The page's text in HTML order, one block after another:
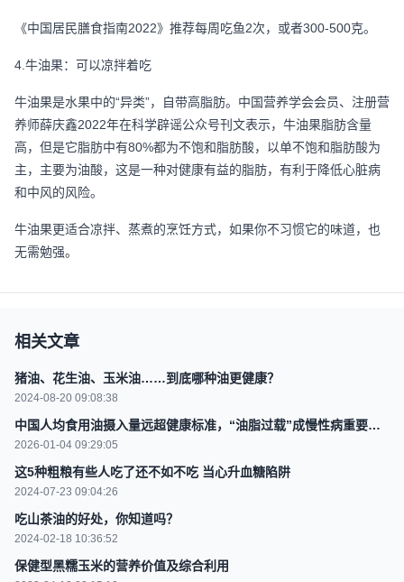
《中国居民膳食指南2022》推荐每周吃鱼2次，或者300-500克。
4.牛油果：可以凉拌着吃
牛油果是水果中的“异类”，自带高脂肪。中国营养学会会员、注册营
养师薛庆鑫2022年在科学辟谣公众号刊文表示，牛油果脂肪含量
高，但是它脂肪中有80%都为不饱和脂肪酸，以单不饱和脂肪酸为
主，主要为油酸，这是一种对健康有益的脂肪，有利于降低心脏病
和中风的风险。
牛油果更适合凉拌、蒸煮的烹饪方式，如果你不习惯它的味道，也
无需勉强。
相关文章
猪油、花生油、玉米油……到底哪种油更健康？
2024-08-20 09:08:38
中国人均食用油摄入量远超健康标准，“油脂过载”成慢性病重要推
手
2026-01-04 09:29:05
这5种粗粮有些人吃了还不如不吃 当心升血糖陷阱
2024-07-23 09:04:26
吃山茶油的好处，你知道吗？
2024-02-18 10:36:52
保健型黑糯玉米的营养价值及综合利用